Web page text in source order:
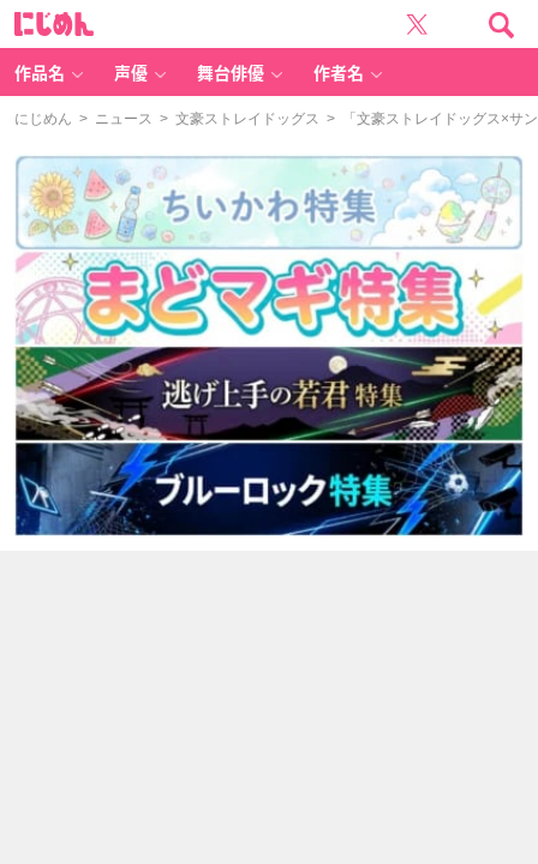
作品名 声優 舞台俳優 作者名
にじめん > ニュース > 文豪ストレイドッグス > 「文豪ストレイドッグス×サ